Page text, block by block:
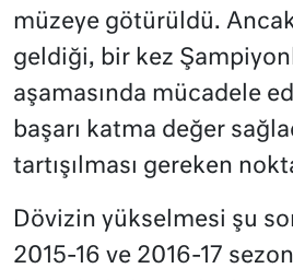
müzeye götürüldü.
geldiği, bir kez
aşamasında mücadele
başarı katma değer
tartışılması gereken
Dövizin yükselmesi şu
2015-16 ve 2016-17